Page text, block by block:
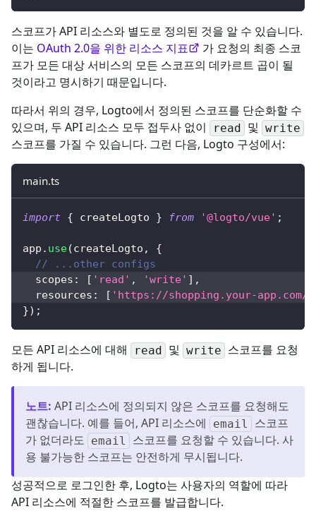
스코프가 API 리소스와 별도로 정의된 것을 알 수 있습니다.
이는 OAuth 2.0을 위한 리소스 지표
가 요청의 최종 스코
프가 모든 대상 서비스의 모든 스코프의 데카르트 곱이 될
것이라고 명시하기 때문입니다.
따라서 위의 경우, Logto에서 정의된 스코프를 단순화할 수
있으며, 두 API 리소스 모두 접두사 없이
read 및 write
스코프를 가질 수 있습니다. 그런 다음, Logto 구성에서:
main.ts
import { createLogto } from '@logto/vue' ;
app . use(createLogto ,
{
// ...other configs
  scopes
: [ 'read' , 'write' ] ,
  resources
: [ 'https://shopping.your-app.com/
}) ;
모든 API 리소스에 대해 read 및 write 스코프를 요청
하게 됩니다.
노트: API 리소스에 정의되지 않은 스코프를 요청해도
괜찮습니다. 예를 들어, API 리소스에
email
스코프
가 없더라도 email
스코프를 요청할 수 있습니다. 사
용 불가능한 스코프는 안전하게 무시됩니다.
성공적으로 로그인한 후, Logto는 사용자의 역할에 따라
API 리소스에 적절한 스코프를 발급합니다.